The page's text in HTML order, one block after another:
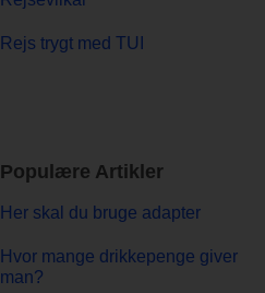
Rejs trygt med TUI
Populære Artikler
Her skal du bruge adapter
Hvor mange drikkepenge giver
man?